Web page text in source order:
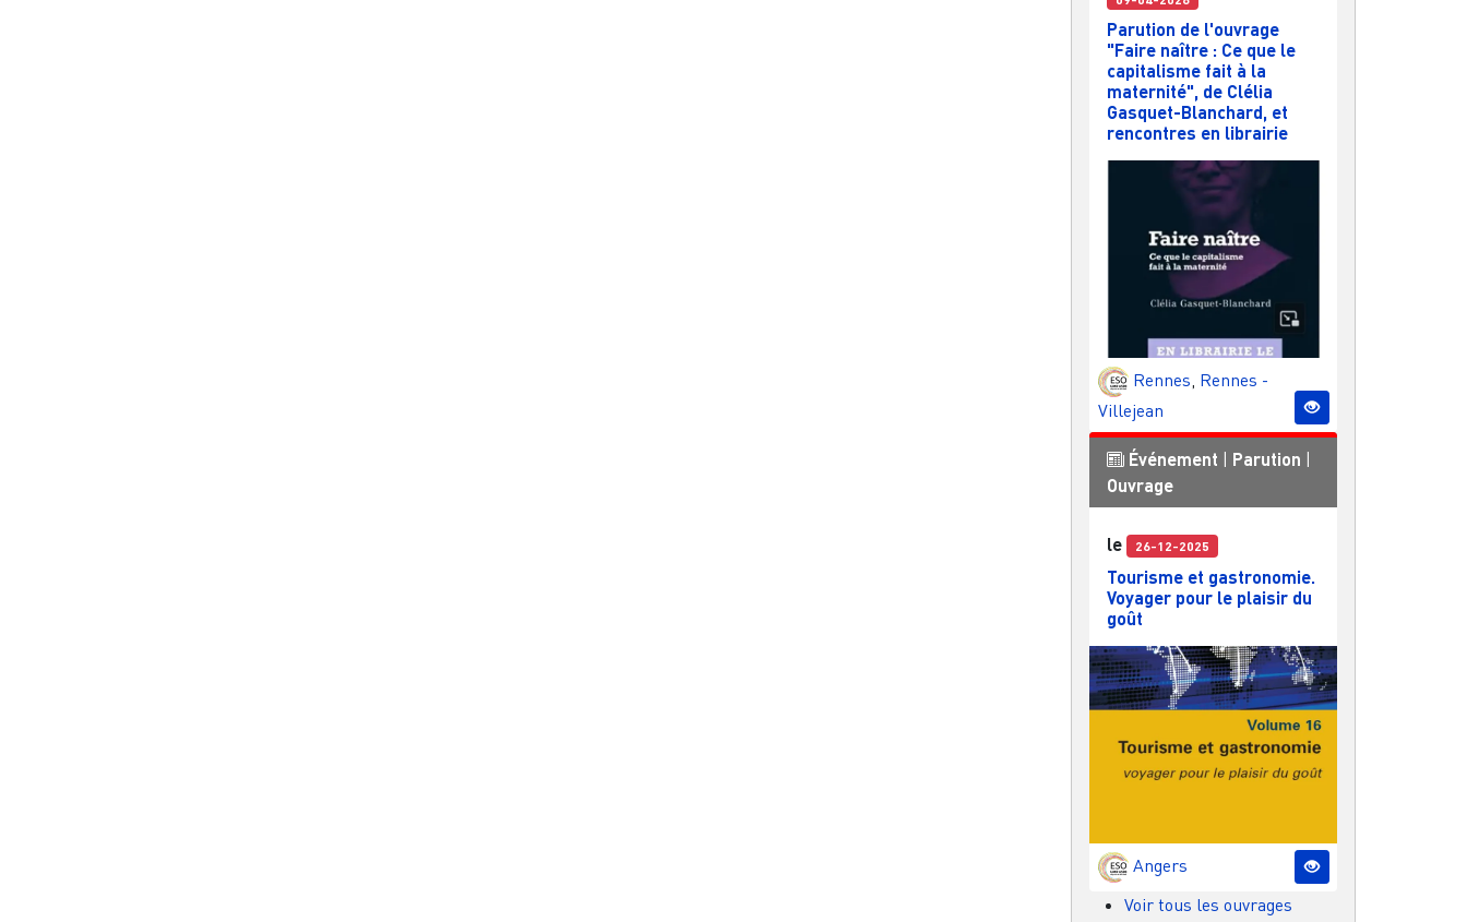
Parution de l'ouvrage
"Faire naître : Ce que le
capitalisme fait à la
maternité", de Clélia
Gasquet-Blanchard, et
rencontres en librairie
Rennes, Rennes -
Villejean
Événement Parution
Ouvrage
le 26-12-2025
Tourisme et gastronomie.
Voyager pour le plaisir du
goût
Angers
Voir tous les ouvrages